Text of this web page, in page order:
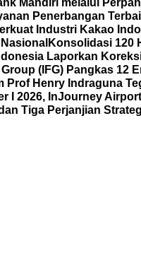
Mandiri melalui
Penerbangan
Industri Kakao
Konsolidasi 120
Laporkan
(IFG) Pangkas 12
Prof Henry Indraguna
I 2026, InJourney
Tiga Perjanjian